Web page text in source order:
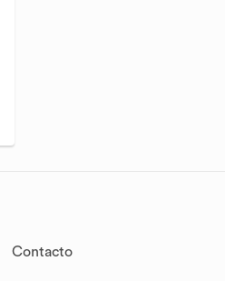
Contacto